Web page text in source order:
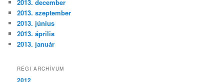
2013. december
2013. szeptember
2013. június
2013. április
2013. január
RÉGI ARCHÍVUM